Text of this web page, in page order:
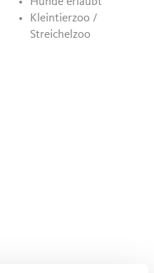
Kleintierzoo /
Streichelzoo